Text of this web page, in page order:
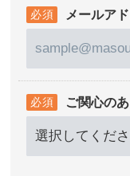
メールア
ご関心の